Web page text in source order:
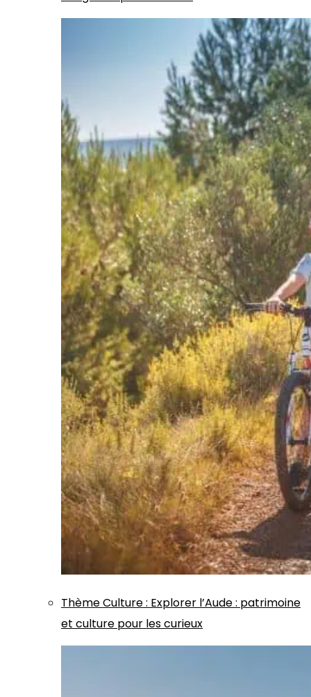
ThèmeCulture: Explorer l’Aude : patrimoine
et culture pour les curieux